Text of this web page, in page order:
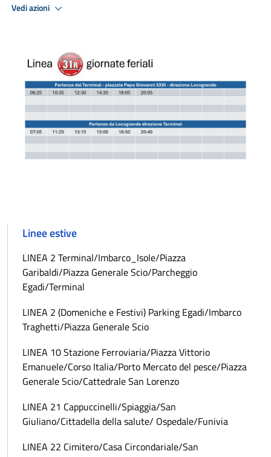
Vedi azioni
Linee estive
LINEA 2 Terminal/Imbarco_Isole/Piazza
Garibaldi/Piazza Generale Scio/Parcheggio
Egadi/Terminal
LINEA 2 (Domeniche e Festivi) Parking Egadi/Imbarco
Traghetti/Piazza Generale Scio
LINEA 10 Stazione Ferroviaria/Piazza Vittorio
Emanuele/Corso Italia/Porto Mercato del pesce/Piazza
Generale Scio/Cattedrale San Lorenzo
LINEA 21 Cappuccinelli/Spiaggia/San
Giuliano/Cittadella della salute/ Ospedale/Funivia
LINEA 22 Cimitero/Casa Circondariale/San